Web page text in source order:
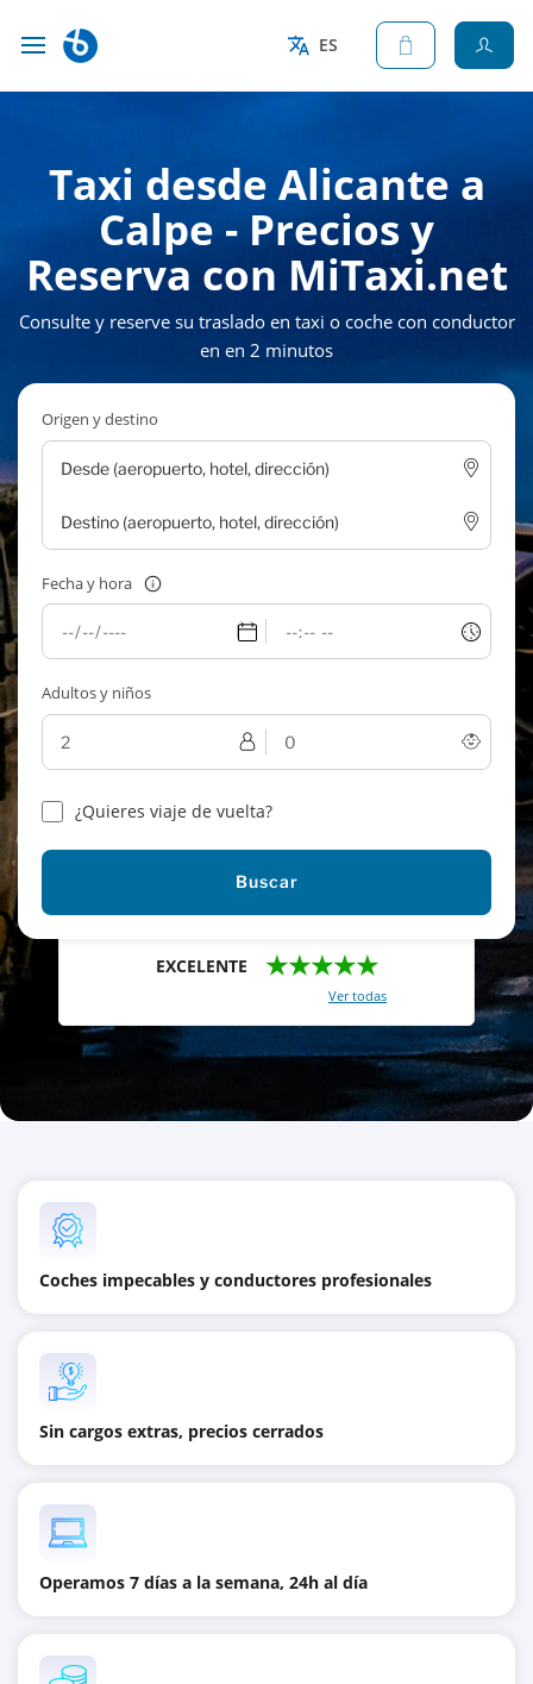
ES
Taxi desde Alicante a
Calpe - Precios y
Reserva con MiTaxi.net
Consulte y reserve su traslado en taxi o coche con conductor
en en 2 minutos
Origen y destino
Fecha y hora
Adultos y niños
¿Quieres viaje de vuelta?
Buscar
EXCELENTE ★★★★★
Ver todas
Coches impecables y conductores profesionales
Sin cargos extras, precios cerrados
Operamos 7 días a la semana, 24h al día